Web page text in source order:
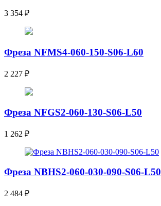
3 354 ₽
Фреза NFMS4-060-150-S06-L60
2 227 ₽
Фреза NFGS2-060-130-S06-L50
1 262 ₽
Фреза NBHS2-060-030-090-S06-L50
2 484 ₽